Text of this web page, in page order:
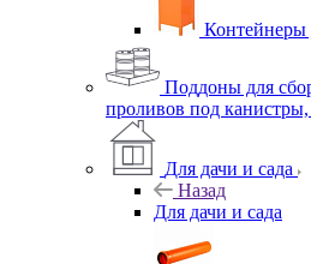
Контейнеры
Поддоны для
проливов под
Для дачи и сада
Назад
Для дачи и сада